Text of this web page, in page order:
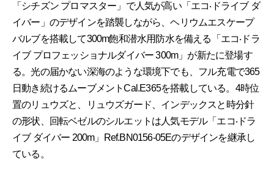
「シチズン プロマスター」で人気が高い「エコ‧ドライブ ダ
イバー」のデザインを踏襲しながら、ヘリウムエスケープ
バルブを搭載して300m飽和潜水用防水を備える「エコ‧ドラ
イブ プロフェッショナルダイバー 300m」が新たに登場す
る。光の届かない深海のような環境下でも、フル充電で365
日動き続けるムーブメントCal.E365を搭載している。4時位
置のリュウズと、リュウズガード、インデックスと時分針
の形状、回転ベゼルのシルエットは人気モデル「エコ‧ドラ
イブ ダイバー 200m」Ref.BN0156-05Eのデザインを継承し
ている。